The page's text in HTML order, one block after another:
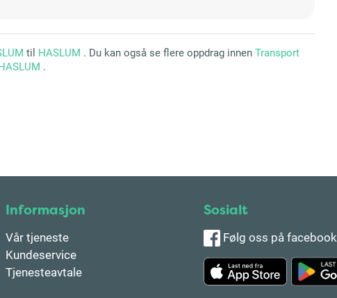
til HASLUM . Du kan også se flere oppdrag innen Transport
.
Informasjon
Vår tjeneste
Kundeservice
Tjenesteavtale
Sosialt
Følg oss på facebook